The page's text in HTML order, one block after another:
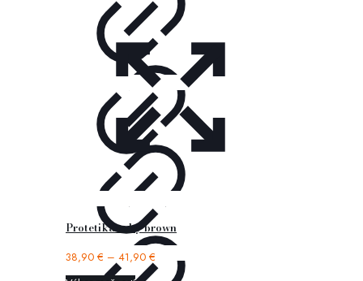
Protetika roby brown
38,90 € – 41,90 €